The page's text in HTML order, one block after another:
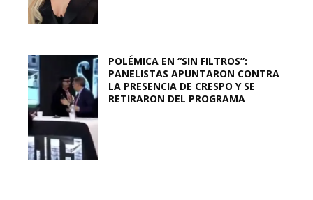
POLÉMICA EN “SIN FILTROS”:
PANELISTAS APUNTARON CONTRA
LA PRESENCIA DE CRESPO Y SE
RETIRARON DEL PROGRAMA